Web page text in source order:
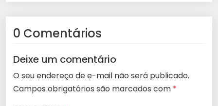
0 Comentários
Deixe um comentário
O seu endereço de e-mail não será publicado.
Campos obrigatórios são marcados com *